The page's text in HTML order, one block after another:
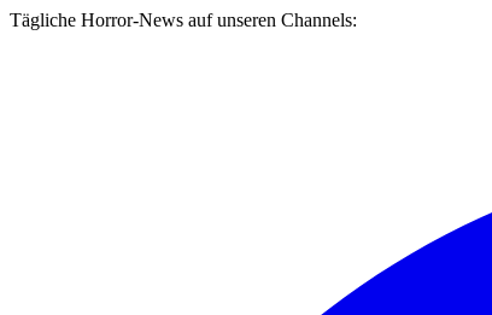
Tägliche Horror-News auf unseren Channels: